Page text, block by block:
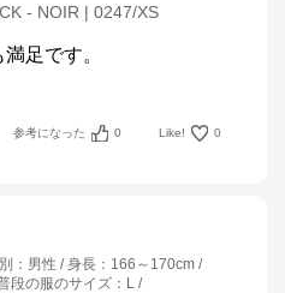
- NOIR | 0247/XS
足です。
参考になった 0 Like! 0
： 男性 身長 ： 166～170cm
段の服のサイズ ： L